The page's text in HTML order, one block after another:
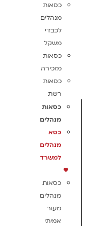
כסאות
מנהלים
לכבדי
משקל
כסאות
מזכירה
כסאות
רשת
כסאות
מנהלים
כסא
מנהלים
למשרד
כסאות
מנהלים
מעור
אמיתי